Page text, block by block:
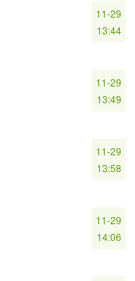
11-29
13:44
11-29
13:49
11-29
13:58
11-29
14:06